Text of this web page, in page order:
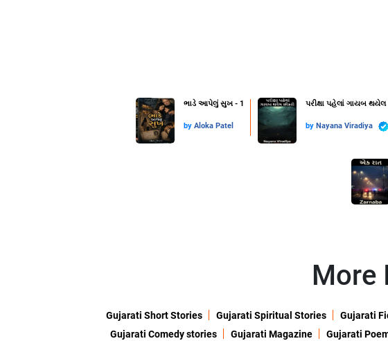
ભાડે આપેલું સુખ - 1
by Aloka Patel
પરીક્ષા પહેલાં ગાયબ થયેલ
by Nayana Viradiya
More
Gujarati Short Stories Gujarati Spiritual Stories Gujarati
Gujarati Comedy stories
Gujarati Magazine Gujarati